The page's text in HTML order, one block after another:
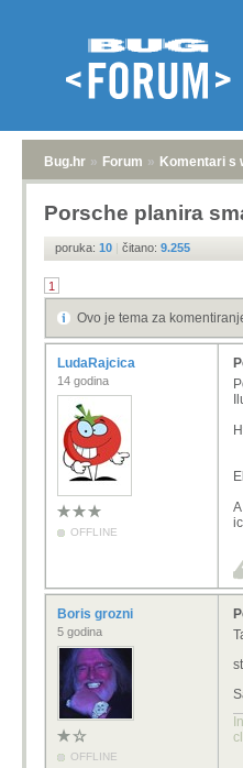
Bug.hr » Forum » Komentari s
Porsche planira
poruka: 10 | čitano: 9.255
1
Ovo je tema za
LudaRajcica
14 godina
OFFLINE
Boris grozni
5 godina
OFFLINE